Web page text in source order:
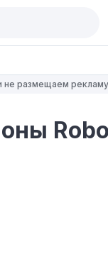
не размещаем